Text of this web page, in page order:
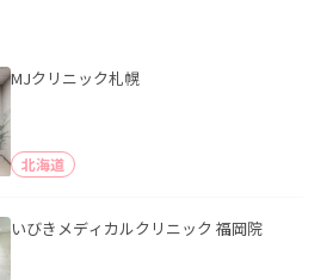
MJクリニック札幌
北海道
いびきメディカルクリニック 福岡院